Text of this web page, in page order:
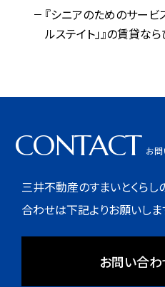
『シニアのためのサービ
ルステイト」』の賃貸な
CONTACT お
三井不動産のすまいとくら
合わせは下記よりお願いしま
お問い合